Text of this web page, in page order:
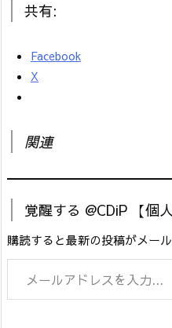
共有:
Facebook
X
関連
覚醒する @CDiP 【個
購読すると最新の投稿がメー
メールアドレスを入力...